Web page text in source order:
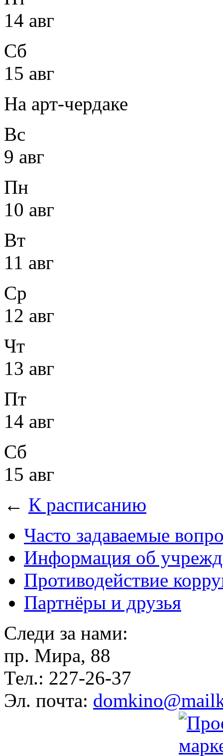
14 авг
Сб
15 авг
На арт-чердаке
Вс
9 авг
Пн
10 авг
Вт
11 авг
Ср
12 авг
Чт
13 авг
Пт
14 авг
Сб
15 авг
← К расписанию
Часто задаваемые
Информация об
Противодействие
Партнёры и друзья
Следи за нами:
пр. Мира, 88
Тел.: 227-26-37
Эл. почта: